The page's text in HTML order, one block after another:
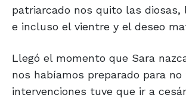
patriarcado nos quito las diosas,
e incluso el vientre y el deseo
Llegó el momento que Sara
nos habíamos preparado para no
intervenciones tuve que ir a